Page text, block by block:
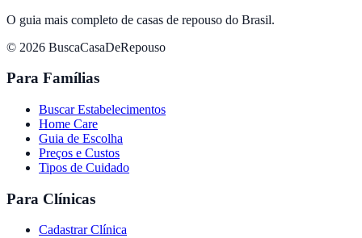
O guia mais completo de casas de repouso do Brasil.
© 2026 BuscaCasaDeRepouso
Para Famílias
Buscar Estabelecimentos
Home Care
Guia de Escolha
Preços e Custos
Tipos de Cuidado
Para Clínicas
Cadastrar Clínica